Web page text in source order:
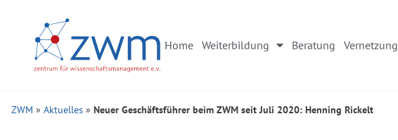
Home Weiterbildung Beratung Vernetzung
ZWM » Aktuelles » Neuer Geschäftsführer beim ZWM seit Juli 2020: Henning Rickelt